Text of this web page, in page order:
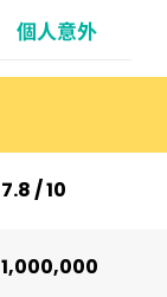
個人意外
7.8 / 10
1,000,000